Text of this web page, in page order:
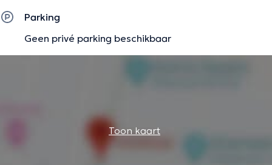
Parking
Geen privé parking beschikbaar
Toon kaart